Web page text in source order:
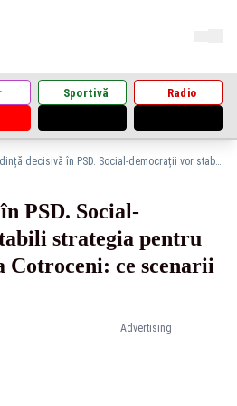
Sportivă Radio
Ședință decisivă în PSD. Social-democrații vor stabili strategia pentru consultările de la Cotroceni: ce scenarii sunt pe masă
Advertising
PSD. Social-
strategia pentru
Cotroceni: ce scenarii